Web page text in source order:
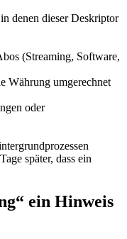
denen dieser Deskriptor
(Streaming, Software,
Währung umgerechnet
oder
später, dass ein
ein Hinweis